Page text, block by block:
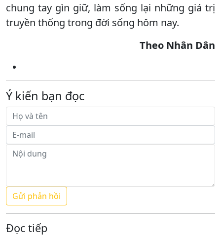
chung tay gìn giữ, làm sống lại những giá trị
truyền thống trong đời sống hôm nay.
Theo Nhân Dân
Ý kiến bạn đọc
Đọc tiếp